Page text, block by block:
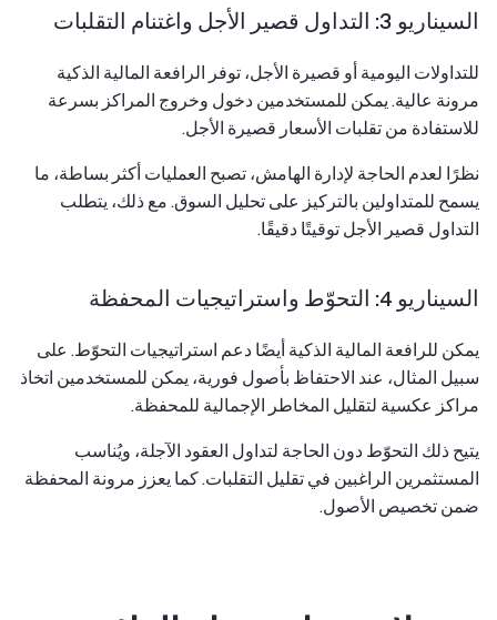
السيناريو 3: التداول قصير الأجل واغتنام التقلبات
للتداولات اليومية أو قصيرة الأجل، توفر الرافعة المالية الذكية
مرونة عالية. يمكن للمستخدمين دخول وخروج المراكز بسرعة
للاستفادة من تقلبات الأسعار قصيرة الأجل.
نظرًا لعدم الحاجة لإدارة الهامش، تصبح العمليات أكثر بساطة، ما
يسمح للمتداولين بالتركيز على تحليل السوق. مع ذلك، يتطلب
التداول قصير الأجل توقيتًا دقيقًا.
السيناريو 4: التحوّط واستراتيجيات المحفظة
يمكن للرافعة المالية الذكية أيضًا دعم استراتيجيات التحوّط. على
سبيل المثال، عند الاحتفاظ بأصول فورية، يمكن للمستخدمين اتخاذ
مراكز عكسية لتقليل المخاطر الإجمالية للمحفظة.
يتيح ذلك التحوّط دون الحاجة لتداول العقود الآجلة، ويُناسب
المستثمرين الراغبين في تقليل التقلبات. كما يعزز مرونة المحفظة
ضمن تخصيص الأصول.